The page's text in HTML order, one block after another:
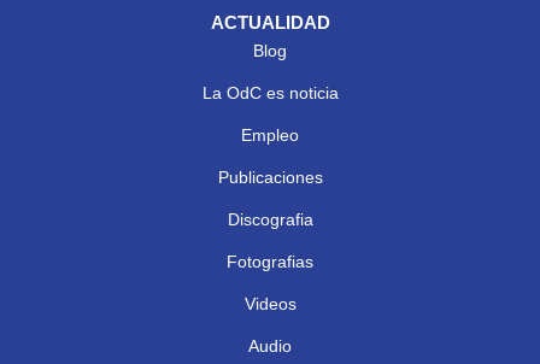
ACTUALIDAD
Blog
La OdC es noticia
Empleo
Publicaciones
Discografia
Fotografias
Videos
Audio